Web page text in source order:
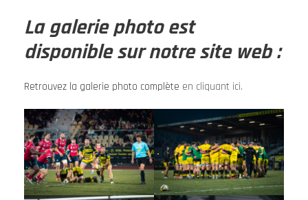
La galerie photo est
disponible sur notre site web :
Retrouvez la galerie photo complète en cliquant ici.